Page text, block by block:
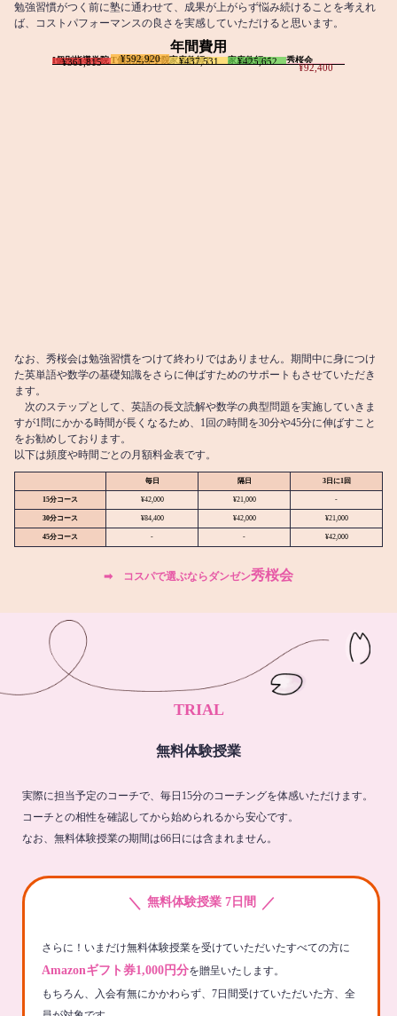
勉強習慣がつく前に塾に通わせて、成果が上がらず悩み続けることを考えれ
ば、コストパフォーマンスの良さを実感していただけると思います。
年間費用
I個別指導学院
¥361,815 T個別指導学院
¥592,920 家庭教師T
¥437,531 家庭教師M
¥425,652 秀桜会
¥92,400
なお、秀桜会は勉強習慣をつけて終わりではありません。期間中に身につけ
た英単語や数学の基礎知識をさらに伸ばすためのサポートもさせていただき
ます。
次のステップとして、英語の長文読解や数学の典型問題を実施していきま
すが1問にかかる時間が長くなるため、1回の時間を30分や45分に伸ばすこと
をお勧めしております。
以下は頻度や時間ごとの月額料金表です。
毎日 隔日 3日に1回
15分コース ¥42,000 ¥21,000 -
30分コース ¥84,400 ¥42,000 ¥21,000
45分コース - - ¥42,000
➡︎ コスパで選ぶならダンゼン秀桜会
TRIAL
無料体験授業
実際に担当予定のコーチで、毎日15分のコーチングを体感いただけます。
コーチとの相性を確認してから始められるから安心です。
なお、無料体験授業の期間は66日には含まれません。
＼ 無料体験授業 7日間 ／
さらに！いまだけ無料体験授業を受けていただいたすべての方に
Amazonギフト券1,000円分を贈呈いたします。
もちろん、入会有無にかかわらず、7日間受けていただいた方、全